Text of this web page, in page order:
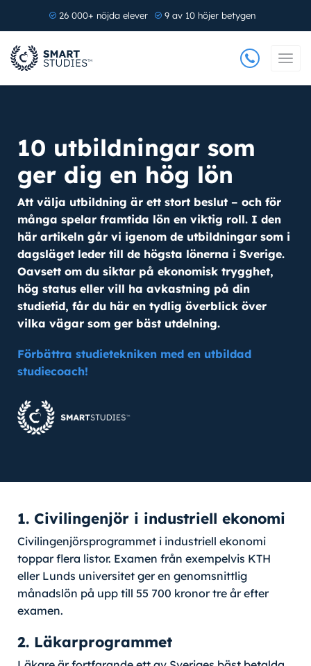
26 000+ nöjda elever 9 av 10 höjer betygen
10 utbildningar som
ger dig en hög lön
Att välja utbildning är ett stort beslut – och för
många spelar framtida lön en viktig roll. I den
här artikeln går vi igenom de utbildningar som i
dagsläget leder till de högsta lönerna i Sverige.
Oavsett om du siktar på ekonomisk trygghet,
hög status eller vill ha avkastning på din
studietid, får du här en tydlig överblick över
vilka vägar som ger bäst utdelning.
Förbättra studietekniken med en utbildad
studiecoach!
1. Civilingenjör i industriell ekonomi
Civilingenjörsprogrammet i industriell ekonomi
toppar flera listor. Examen från exempelvis KTH
eller Lunds universitet ger en genomsnittlig
månadslön på upp till 55 700 kronor tre år efter
examen.
2. Läkarprogrammet